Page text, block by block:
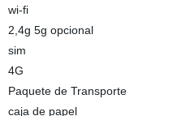
wi-fi
2,4g 5g opcional
sim
4G
Paquete de Transporte
caja de papel